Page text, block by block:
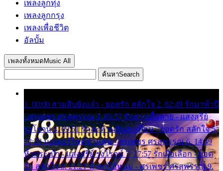
เพลงลูกทุ่ง
เพลงลูกกรุง
เพลงเพื่อชีวิต
อัลบั้ม
เพลงทั้งหมด Music All
ค้นหาSearch
1. 00:00 สามสิบยังแจ๋ว - ยอดรัก สลักใจ 2. 02:49 รักมาห้าปี
- ศรเพชร ศรสุพรรณ 3. 05:57 รักสาวเสื้อลาย - แสงสุรีย์
รุ่งโรจน์ 4. 09:51 รักสะท้านดินสะเทือน - ยอดรัก สลักใจ 5.
12:23 มอเตอร์ไซค์ทำหล่น - ศรเพชร ศรสุพรรณ 6. 14:49
หิ้วกระเป๋า - แสงสุรีย์ รุ่งโรจน์ 7. 17:57 รักเผื่อเลือก - ยอด
รัก สลักใจ 8. 21:21 น้ำตาไอ้หนุ่ม - ศรเพชร ศรสุพรรณ 9.